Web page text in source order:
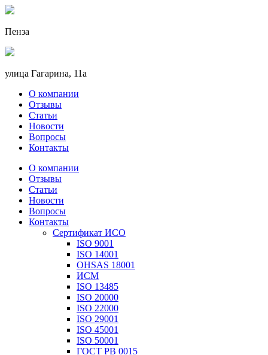
Пенза
улица Гагарина, 11а
О компании
Отзывы
Статьи
Новости
Вопросы
Контакты
О компании
Отзывы
Статьи
Новости
Вопросы
Контакты
Сертификат ИСО
ISO 9001
ISO 14001
OHSAS 18001
ИСМ
ISO 13485
ISO 20000
ISO 22000
ISO 29001
ISO 45001
ISO 50001
ГОСТ РВ 0015